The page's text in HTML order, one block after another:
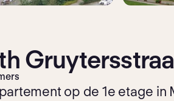
op de 1e etage in